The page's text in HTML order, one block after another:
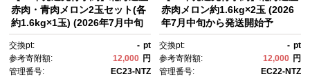
赤肉・青肉メロン2玉セット(各
約1.6kg×1玉) (2026年7月中旬
肉 赤肉メロン 青肉 レッドメロ
ン グリーンメロン めろん mer
on melon 国産 デザート 産地
交換pt: - pt
参考寄附額:
12,000 円
管理番号:
EC23-NTZ
赤肉メロン約1.6kg×2玉 (2026
年7月中旬から発送開始予
ツ メロン 赤肉 赤肉メロン めろ
ん meron melon 国産 デザー
ト 産地直送 旬 お取り寄せ 甘
交換pt: - pt
参考寄附額:
12,000 円
管理番号:
EC22-NTZ